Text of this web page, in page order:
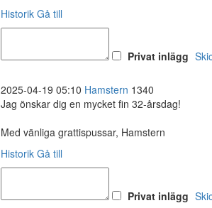
Historik Gå till
Privat inlägg
2025-04-19 05:10 Hamstern 1340
Jag önskar dig en mycket fin 32-årsdag!
Med vänliga grattispussar, Hamstern
Historik Gå till
Privat inlägg